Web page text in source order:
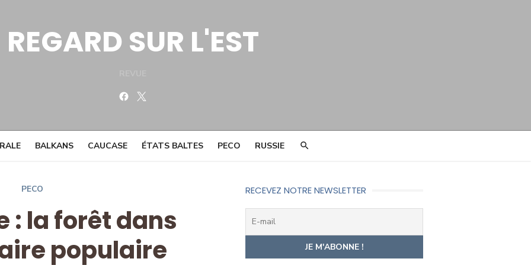
REGARD SUR L'EST
Facebook
BALKANS CAUCASE ÉTATS BALTES PECO RUSSIE
PECO
: la forêt dans
populaire
RECEVEZ NOTRE NEWSLETTER